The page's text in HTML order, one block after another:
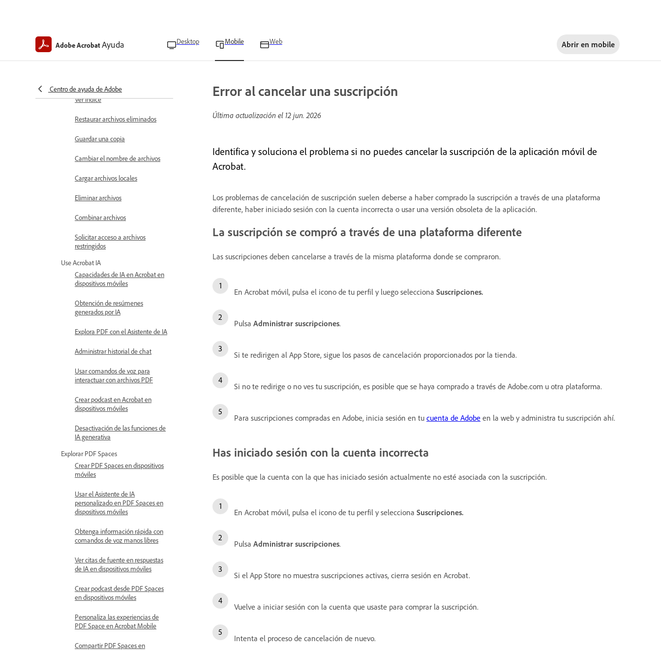
Adobe AcrobatAyuda Desktop Mobile Web Abrir en mobile
Centro de ayuda de Adobe
Buscar texto en PDF
Añadir páginas como marcadores
Ver índice
Restaurar archivos eliminados
Guardar una copia
Cambiar el nombre de archivos
Cargar archivos locales
Eliminar archivos
Combinar archivos
Solicitar acceso a archivos
restringidos
Use Acrobat IA
Capacidades de IA en Acrobat en
dispositivos móviles
Obtención de resúmenes
generados por IA
Explora PDF con el Asistente de IA
Administrar historial de chat
Usar comandos de voz para
interactuar con archivos PDF
Crear podcast en Acrobat en
dispositivos móviles
Desactivación de las funciones de
IA generativa
Explorar PDF Spaces
Crear PDF Spaces en dispositivos
móviles
Usar el Asistente de IA
personalizado en PDF Spaces en
dispositivos móviles
Obtenga información rápida con
comandos de voz manos libres
Ver citas de fuente en respuestas
de IA en dispositivos móviles
Crear podcast desde PDF Spaces
en dispositivos móviles
Personaliza las experiencias de
PDF Space en Acrobat Mobile
Compartir PDF Spaces en
Error al cancelar una suscripción
Última actualización el 12 jun. 2026
Identifica y soluciona el problema si no puedes cancelar la suscripción de la aplicación móvil de
Acrobat.
Los problemas de cancelación de suscripción suelen deberse a haber comprado la suscripción a través de una plataforma
diferente, haber iniciado sesión con la cuenta incorrecta o usar una versión obsoleta de la aplicación.
La suscripción se compró a través de una plataforma diferente
Las suscripciones deben cancelarse a través de la misma plataforma donde se compraron.
En Acrobat móvil, pulsa el icono de tu perfil y luego selecciona Suscripciones.
Pulsa Administrar suscripciones.
Si te redirigen al App Store, sigue los pasos de cancelación proporcionados por la tienda.
Si no te redirige o no ves tu suscripción, es posible que se haya comprado a través de Adobe.com u otra plataforma.
Para suscripciones compradas en Adobe, inicia sesión en tu cuenta de Adobe en la web y administra tu suscripción ahí.
Has iniciado sesión con la cuenta incorrecta
Es posible que la cuenta con la que has iniciado sesión actualmente no esté asociada con la suscripción.
En Acrobat móvil, pulsa el icono de tu perfil y selecciona Suscripciones.
Pulsa Administrar suscripciones.
Si el App Store no muestra suscripciones activas, cierra sesión en Acrobat.
Vuelve a iniciar sesión con la cuenta que usaste para comprar la suscripción.
Intenta el proceso de cancelación de nuevo.